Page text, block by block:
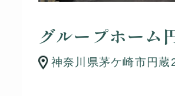
グループホーム
神奈川県茅ケ崎市円蔵